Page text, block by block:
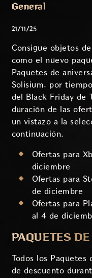
General
21/11/25
Consigue objetos
como el nuevo
Paquetes de
Solisium, por
del Black Friday de
duración de las
un vistazo a la
continuación.
Ofertas para
diciembre
Ofertas para
de diciembre
Ofertas para
al 4 de
PAQUETES
Todos los
de descuento